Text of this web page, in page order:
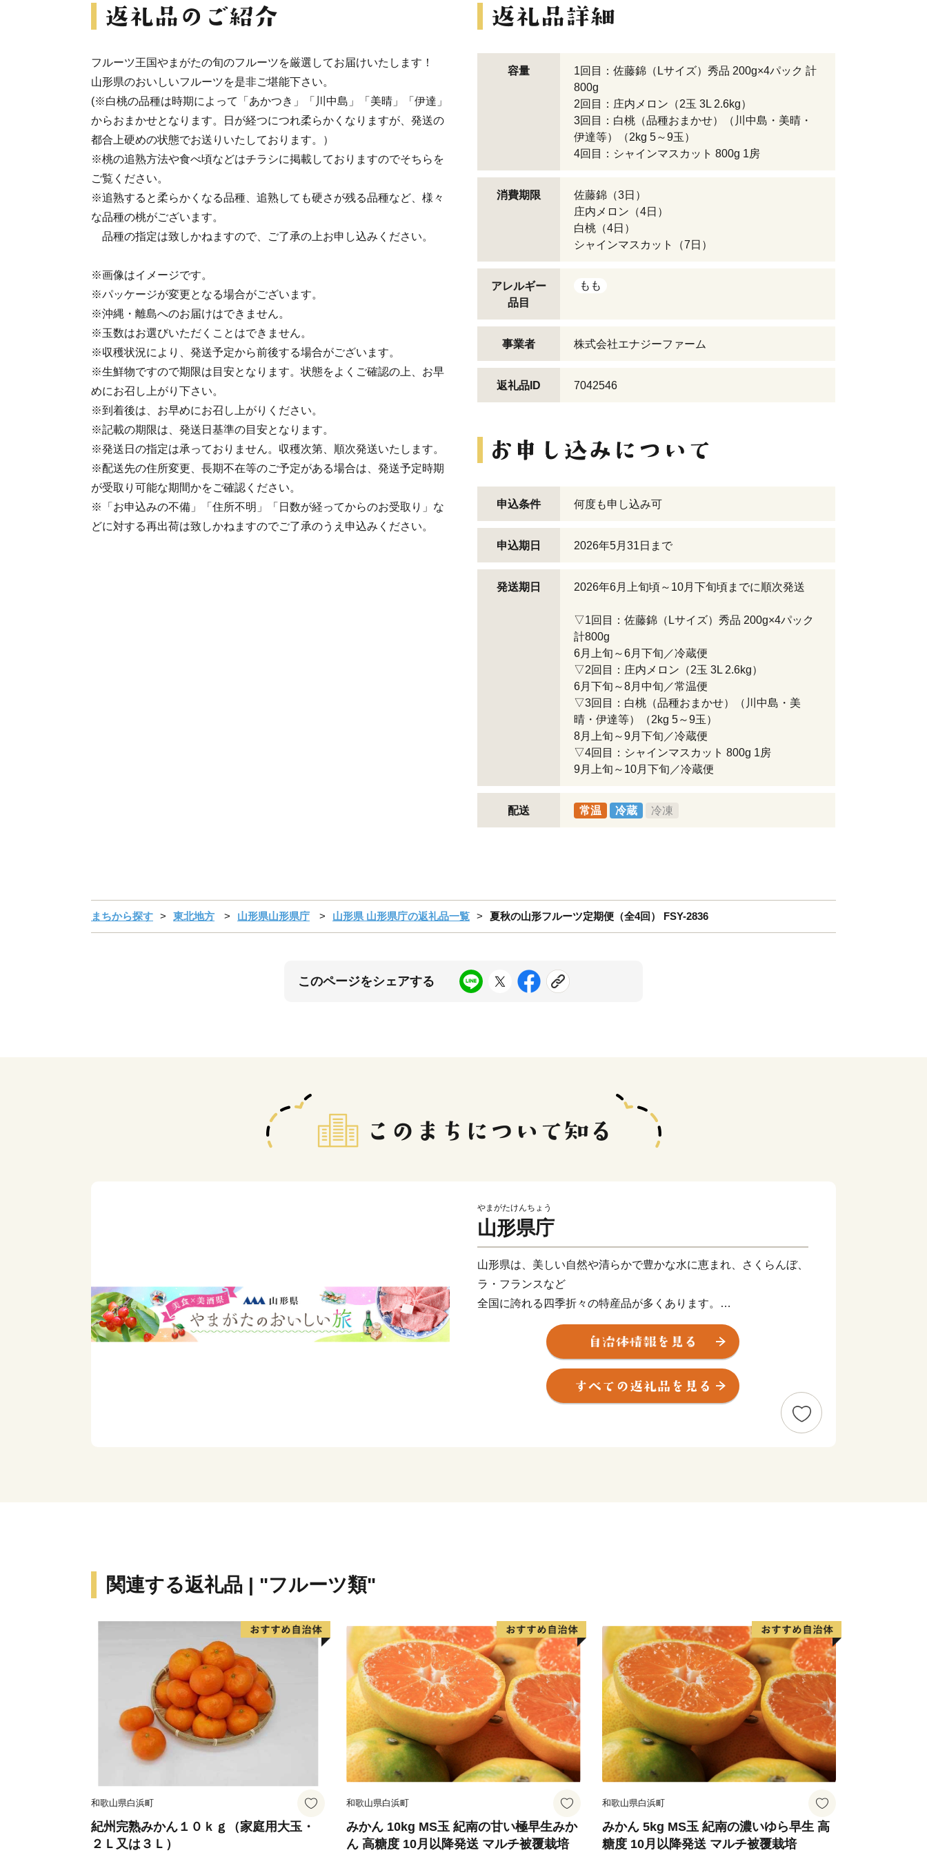
フルーツ王国やまがたの旬のフルーツを厳選してお届けいたします！
山形県のおいしいフルーツを是非ご堪能下さい。
(※白桃の品種は時期によって「あかつき」「川中島」「美晴」「伊達」
からおまかせとなります。日が経つにつれ柔らかくなりますが、発送の
都合上硬めの状態でお送りいたしております。）
※桃の追熟方法や食べ頃などはチラシに掲載しておりますのでそちらを
ご覧ください。
※追熟すると柔らかくなる品種、追熟しても硬さが残る品種など、様々
な品種の桃がございます。
品種の指定は致しかねますので、ご了承の上お申し込みください。
※画像はイメージです。
※パッケージが変更となる場合がございます。
※沖縄・離島へのお届けはできません。
※玉数はお選びいただくことはできません。
※収穫状況により、発送予定から前後する場合がございます。
※生鮮物ですので期限は目安となります。状態をよくご確認の上、お早
めにお召し上がり下さい。
※到着後は、お早めにお召し上がりください。
※記載の期限は、発送日基準の目安となります。
※発送日の指定は承っておりません。収穫次第、順次発送いたします。
※配送先の住所変更、長期不在等のご予定がある場合は、発送予定時期
が受取り可能な期間かをご確認ください。
※「お申込みの不備」「住所不明」「日数が経ってからのお受取り」な
どに対する再出荷は致しかねますのでご了承のうえ申込みください。
容量
1回目：佐藤錦（Lサイズ）秀品 200g×4パック 計
800g
2回目：庄内メロン（2玉 3L 2.6kg）
3回目：白桃（品種おまかせ）（川中島・美晴・
伊達等）（2kg 5～9玉）
4回目：シャインマスカット 800g 1房
消費期限
佐藤錦（3日）
庄内メロン（4日）
白桃（4日）
シャインマスカット（7日）
アレルギー
品目
もも
事業者 株式会社エナジーファーム
返礼品ID 7042546
申込条件 何度も申し込み可
申込期日 2026年5月31日まで
発送期日 2026年6月上旬頃～10月下旬頃までに順次発送
▽1回目：佐藤錦（Lサイズ）秀品 200g×4パック
計800g
6月上旬～6月下旬／冷蔵便
▽2回目：庄内メロン（2玉 3L 2.6kg）
6月下旬～8月中旬／常温便
▽3回目：白桃（品種おまかせ）（川中島・美
晴・伊達等）（2kg 5～9玉）
8月上旬～9月下旬／冷蔵便
▽4回目：シャインマスカット 800g 1房
9月上旬～10月下旬／冷蔵便
配送 常温 冷蔵 冷凍
まちから探す 東北地方 山形県山形県庁 山形県 山形県庁の返礼品一覧 夏秋の山形フルーツ定期便（全4回） FSY-2836
このページをシェアする
やまがたけんちょう
山形県庁
山形県は、美しい自然や清らかで豊かな水に恵まれ、さくらんぼ、
ラ・フランスなど
全国に誇れる四季折々の特産品が多くあります。
そして、「つや姫」「雪若丸」をはじめとしたおいしいお米や、
県単位では全国初の地理的表示制度(ＧＩ)「山形」の指定を受けた
日本酒など、「日本一美食・美酒県やまがた」にふさわしい逸品も
また、最上川舟運によって伝えられた上方の技術を磨き、研ぎ澄ま
関連する返礼品 | "フルーツ類"
和歌山県白浜町
紀州完熟みかん１０ｋｇ（家庭用大玉・
２Ｌ又は３Ｌ）
和歌山県白浜町
みかん 10kg MS玉 紀南の甘い極早生みか
ん 高糖度 10月以降発送 マルチ被覆栽培
和歌山県白浜町
みかん 5kg MS玉 紀南の濃いゆら早生 高
糖度 10月以降発送 マルチ被覆栽培